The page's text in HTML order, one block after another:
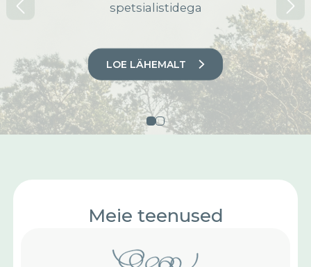
spetsialistidega
LOE LÄHEMALT
Meie teenused